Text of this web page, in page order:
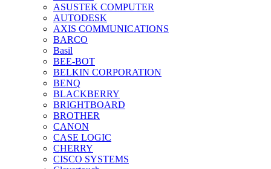
ASUSTEK COMPUTER
AUTODESK
AXIS COMMUNICATIONS
BARCO
Basil
BEE-BOT
BELKIN CORPORATION
BENQ
BLACKBERRY
BRIGHTBOARD
BROTHER
CANON
CASE LOGIC
CHERRY
CISCO SYSTEMS